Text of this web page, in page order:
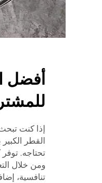
ومن خلال
تنافسية،